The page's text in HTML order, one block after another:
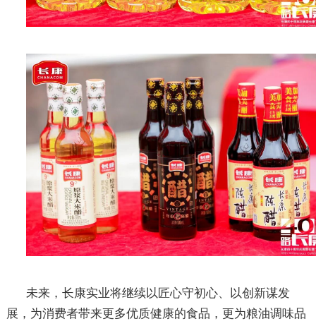
未来，长康实业将继续以匠心守初心、以创新谋发
展，为消费者带来更多优质健康的食品，更为粮油调味品